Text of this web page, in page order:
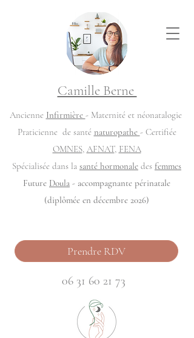
Camille Berne
Ancienne Infirmière - Maternité et néonatalogie
Praticienne de santé naturopathe - Certifiée
OMNES, AFNAT, FENA
Spécialisée dans la santé hormonale des femmes
Future Doula - accompagnante périnatale
(diplômée en décembre 2026)
Prendre RDV
06 31 60 21 73